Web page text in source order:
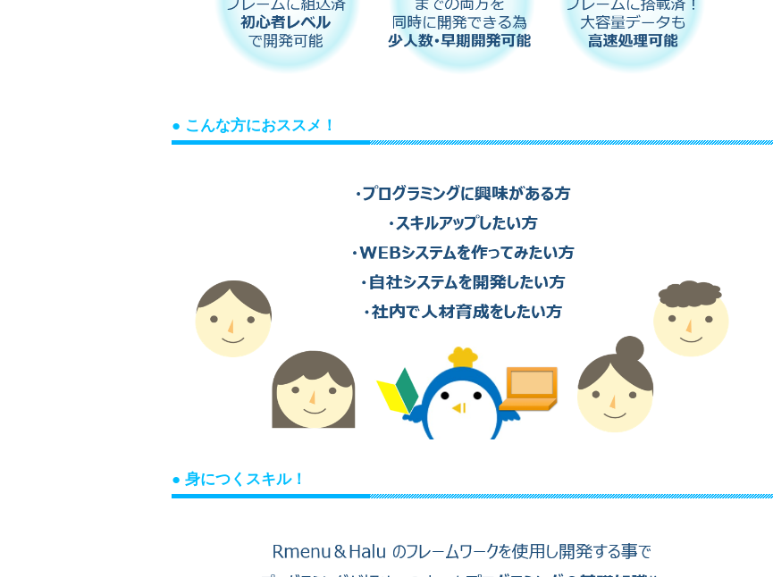
● こんな方におススメ！
● 身につくスキル！